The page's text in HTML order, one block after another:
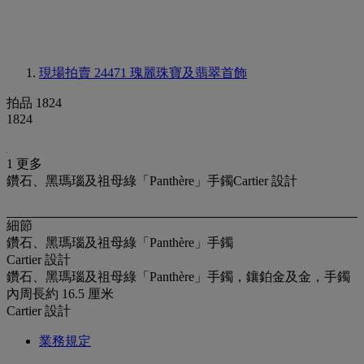
現場拍賣 24471 瑰麗珠寶及翡翠首飾
拍品 1824
1824
1 更多
鑽石、黑瑪瑙及祖母綠「Panthère」手鐲Cartier 設計
細節
鑽石、黑瑪瑙及祖母綠「Panthère」手鐲
Cartier 設計
鑽石、黑瑪瑙及祖母綠「Panthère」手鐲，鑲鉑金及金，手鐲
內周長約 16.5 厘米
Cartier 設計
業務規定